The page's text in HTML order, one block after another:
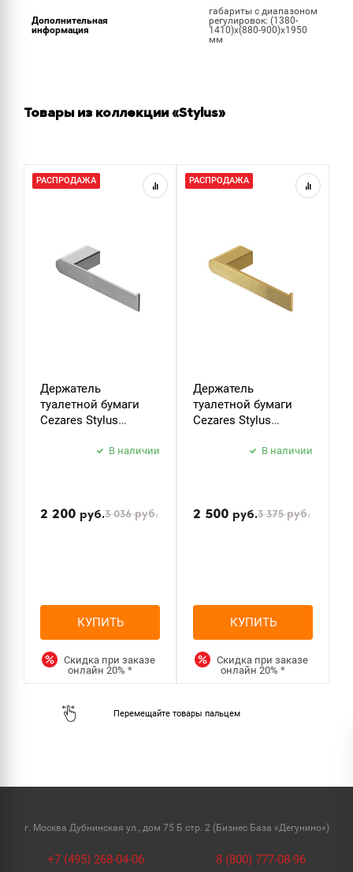
Дополнительная
информация
габариты с диапазоном
регулировок: (1380-
1410)х(880-900)х1950
мм
Товары из коллекции «Stylus»
РАСПРОДАЖА
Держатель
туалетной бумаги
Cezares Stylus
В наличии
2 200 руб.3 036руб.
КУПИТЬ
Скидка при заказе
онлайн20%*
РАСПРОДАЖА
Держатель
туалетной бумаги
Cezares Stylus
брашированноеВ наличии
2 500 руб.3 375руб.
КУПИТЬ
Скидка при заказе
онлайн20%*
г. Москва Дубнинская ул., дом 75 Б стр. 2 (Бизнес База «Дегунино»)
+7 (495) 268-04-06 8 (800) 777-08-96